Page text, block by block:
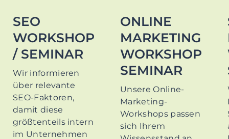
SEO
WORKSHOP
/ SEMINAR
Wir informieren
über relevante
SEO-Faktoren,
damit diese
größtenteils intern
im Unternehmen
ONLINE
MARKETING
WORKSHOP
SEMINAR
Unsere Online-
Marketing-
Workshops passen
sich Ihrem